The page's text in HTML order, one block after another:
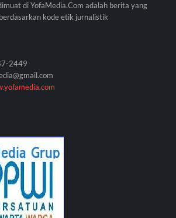
di YofaMedia.Com adalah berita yang
kode etik jurnalistik
2449